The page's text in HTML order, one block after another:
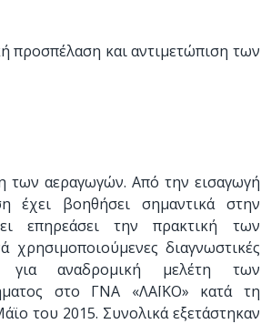
και αντιμετώπιση των
των αεραγωγών. Από την εισαγωγή
έχει βοηθήσει σημαντικά στην
επηρεάσει την πρακτική των
χρησιμοποιούμενες διαγνωστικές
για αναδρομική μελέτη των
στο ΓΝΑ «ΛΑΪΚΟ» κατά τη
του 2015. Συνολικά εξετάστηκαν